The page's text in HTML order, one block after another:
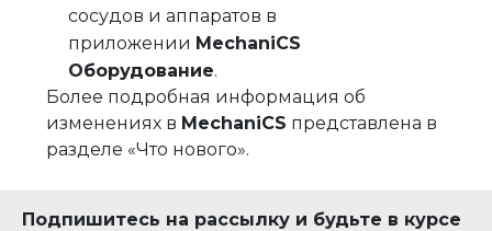
сосудов и аппаратов в
приложении MechaniCS
Оборудование.
Более подробная информация об
изменениях в MechaniCS представлена в
разделе «Что нового».
Подпишитесь на рассылку и будьте в курсе